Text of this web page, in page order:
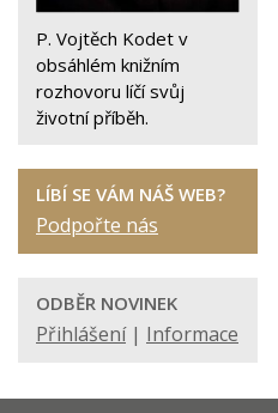
P. Vojtěch Kodet v
obsáhlém knižním
rozhovoru líčí svůj
životní příběh.
LÍBÍ SE VÁM NÁŠ WEB?
Podpořte nás
ODBĚR NOVINEK
Přihlášení| Informace